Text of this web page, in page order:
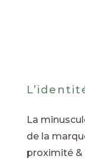
La
de la
proximité &